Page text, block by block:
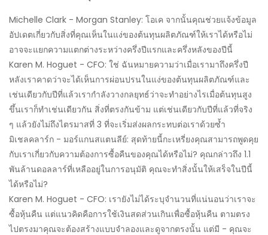
Michelle Clark - Morgan Stanley: โอเค จากนั้นคุณช่วยแจ้งข้อมูล
อัปเดตเกี่ยวกับสิ่งที่คุณเห็นในแง่ของต้นทุนผลิตภัณฑ์ให้เราได้หรือไม่
อาจจะแยกความแตกต่างระหว่างครึ่งปีแรกและครึ่งหลังของปีนี้
Karen M. Hoguet - CFO: ใช่ ฉันหมายความว่าเมื่อเรามาถึงครึ่งปี
หลังเราคาดว่าจะได้เห็นการผ่อนปรนในแง่ของต้นทุนผลิตภัณฑ์และ
เช่นเดียวกับปีที่แล้วเรากำลังวางกลยุทธ์ว่าจะทำอย่างไรเมื่อต้นทุนสูง
ขึ้นเราก็ทำเช่นเดียวกัน สิ่งที่ตรงกันข้าม แต่เช่นเดียวกับปีที่แล้วที่จริง
ๆ แล้วยังไม่ถึงไตรมาสที่ 3 ที่จะเริ่มส่งผลกระทบต่อเราด้วยซ้ำ
มิเชลคลาร์ก - มอร์แกนสแตนลีย์: สุดท้ายนี้กะเหรี่ยงคุณสามารถพูดคุย
กับเราเกี่ยวกับความต้องการซื้อคืนของคุณได้หรือไม่? คุณกล่าวถึง 1.1
พันล้านดอลลาร์ที่เหลืออยู่ในการอนุมัติ คุณจะทำสิ่งนั้นให้เสร็จในปีนี้
ได้หรือไม่?
Karen M. Hoguet - CFO: เรายังไม่ได้ระบุจำนวนที่แน่นอนว่าเราจะ
ซื้อหุ้นคืน แต่แนวคิดคือการใช้เงินสดส่วนเกินเพื่อซื้อหุ้นคืน ตามตรง
ไปตรงมาคุณจะต้องสร้างแบบจำลองและดูจากตรงนั้น แต่มี - คุณจะ